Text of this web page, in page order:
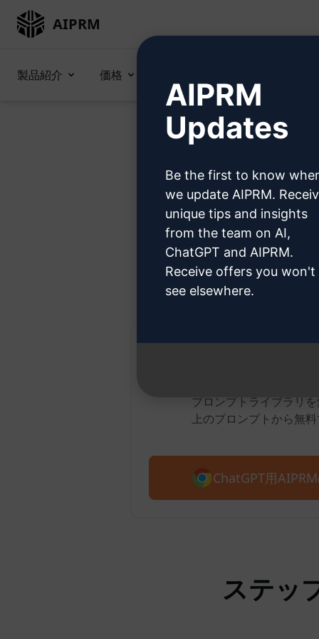
AIPRM
製品紹介 価格
今すぐ
ステ
プロンプトライブラリ
上のプロンプトから無料
ChatGPT用
ステッ
AIPRM
Updates
Be the first to know
we update AIPRM.
unique tips and insights
from the team on AI,
ChatGPT and AIPRM.
Receive offers you won't
see elsewhere.